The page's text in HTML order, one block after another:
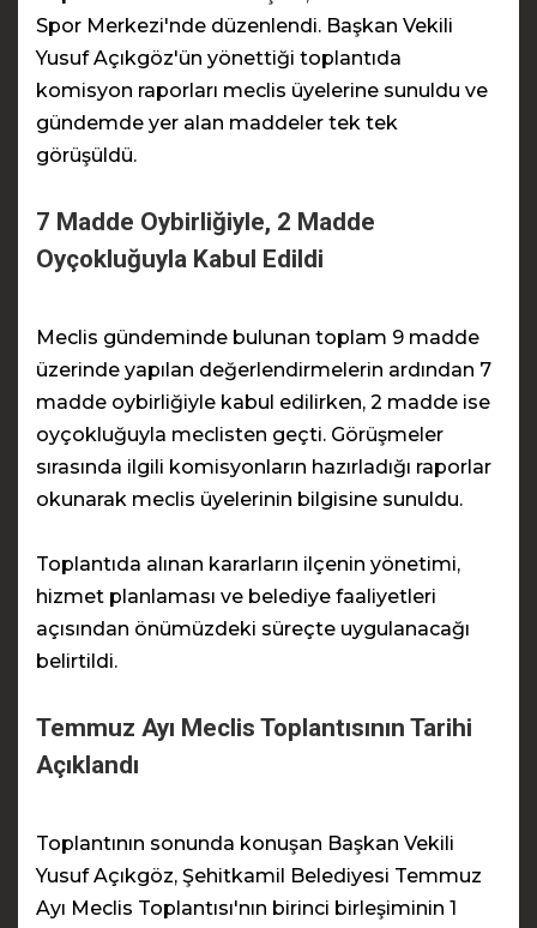
Spor Merkezi'nde düzenlendi. Başkan Vekili
Yusuf Açıkgöz'ün yönettiği toplantıda
komisyon raporları meclis üyelerine sunuldu ve
gündemde yer alan maddeler tek tek
görüşüldü.
7 Madde Oybirliğiyle, 2 Madde
Oyçokluğuyla Kabul Edildi
Meclis gündeminde bulunan toplam 9 madde
üzerinde yapılan değerlendirmelerin ardından 7
madde oybirliğiyle kabul edilirken, 2 madde ise
oyçokluğuyla meclisten geçti. Görüşmeler
sırasında ilgili komisyonların hazırladığı raporlar
okunarak meclis üyelerinin bilgisine sunuldu.
Toplantıda alınan kararların ilçenin yönetimi,
hizmet planlaması ve belediye faaliyetleri
açısından önümüzdeki süreçte uygulanacağı
belirtildi.
Temmuz Ayı Meclis Toplantısının Tarihi
Açıklandı
Toplantının sonunda konuşan Başkan Vekili
Yusuf Açıkgöz, Şehitkamil Belediyesi Temmuz
Ayı Meclis Toplantısı'nın birinci birleşiminin 1